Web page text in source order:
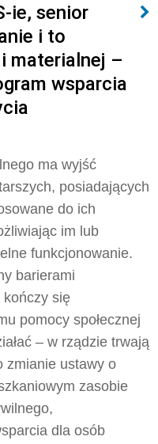
ie, senior
i to
materialnej –
wsparcia
ma wyjść
posiadających
do ich
im lub
funkcjonowanie.
barierami
się
pomocy społecznej
– w rządzie trwają
zmianie ustawy o
zasobie
dla osób